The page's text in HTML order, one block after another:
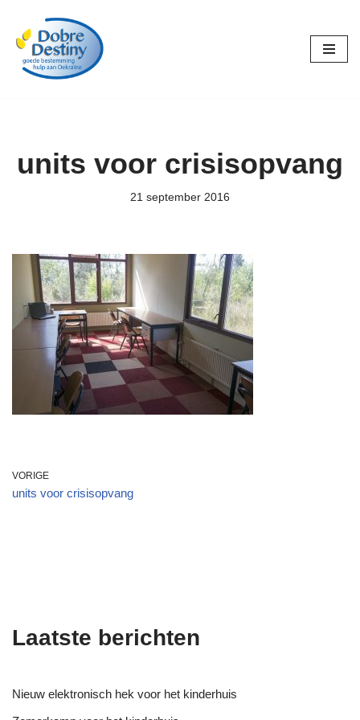
Ga
naar
units voor crisisopvang
21 september 2016
VORIGE
units voor crisisopvang
Laatste berichten
Nieuw elektronisch hek voor het kinderhuis